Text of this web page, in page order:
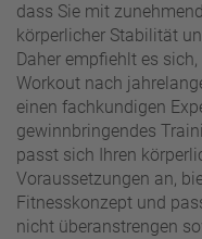
dass Sie mit
körperlicher Stabilität
Daher empfiehlt es
Workout nach
einen fachkundigen
gewinnbringendes
passt sich Ihren
Voraussetzungen an,
Fitnesskonzept und
nicht überanstrengen